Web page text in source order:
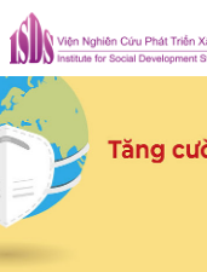
Skip
to
content